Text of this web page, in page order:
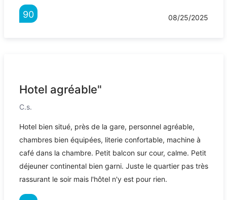
90 08/25/2025
Hotel agréable"
C.s.
Hotel bien situé, près de la gare, personnel agréable,
chambres bien équipées, literie confortable, machine à
café dans la chambre. Petit balcon sur cour, calme. Petit
déjeuner continental bien garni. Juste le quartier pas très
rassurant le soir mais l'hôtel n'y est pour rien.